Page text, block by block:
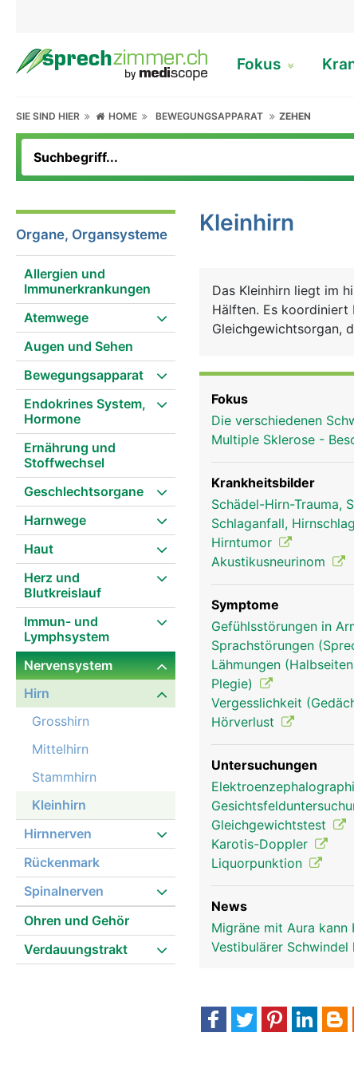
Fokus
SIE SIND HIER HOME BEWEGUNGSAPPARAT ZEHEN
Organe, Organsysteme
Allergien und
Immunerkrankungen
Atemwege
Augen und Sehen
Bewegungsapparat
Endokrines System,
Hormone
Ernährung und
Stoffwechsel
Geschlechtsorgane
Harnwege
Haut
Herz und
Blutkreislauf
Immun- und
Lymphsystem
Nervensystem
Hirn
Grosshirn
Mittelhirn
Stammhirn
Kleinhirn
Hirnnerven
Rückenmark
Spinalnerven
Ohren und Gehör
Verdauungstrakt
Kleinhirn
Das Kleinhirn liegt im
Hälften. Es koordiniert
Gleichgewichtsorgan,
Kleinhirn Frau
Fokus
Die verschiedenen
Multiple Sklerose -
Krankheitsbilder
Schädel-Hirn-Trauma,
Schlaganfall,
Hirntumor
Akustikusneurinom
Symptome
Gefühlsstörungen in
Sprachstörungen
Lähmungen
Plegie)
Vergesslichkeit
Hörverlust
Untersuchungen
Gleichgewichtstest
Karotis-Doppler
Liquorpunktion
News
Migräne mit Aura kann
Vestibulärer